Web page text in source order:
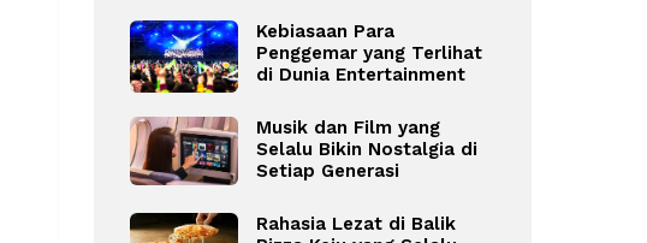
Kebiasaan Para
Penggemar yang Terlihat
di Dunia Entertainment
Musik dan Film yang
Selalu Bikin Nostalgia di
Setiap Generasi
Rahasia Lezat di Balik